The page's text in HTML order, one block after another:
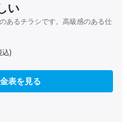
い
あるチラシです。高級感のある仕
込)
表を見る